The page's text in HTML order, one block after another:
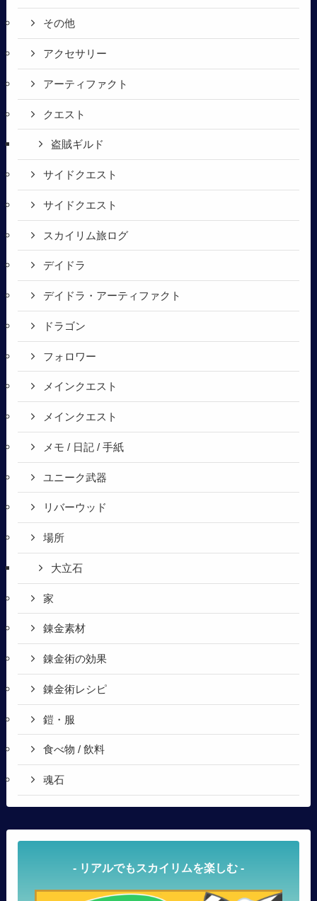
その他
アクセサリー
アーティファクト
クエスト
盗賊ギルド
サイドクエスト
サイドクエスト
スカイリム旅ログ
デイドラ
デイドラ・アーティファクト
ドラゴン
フォロワー
メインクエスト
メインクエスト
メモ / 日記 / 手紙
ユニーク武器
リバーウッド
場所
大立石
家
錬金素材
錬金術の効果
錬金術レシピ
鎧・服
食べ物 / 飲料
魂石
- リアルでもスカイリムを楽しむ -